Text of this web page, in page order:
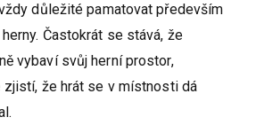
důležité pamatovat především
Častokrát se stává, že
vybaví svůj herní prostor,
zjistí, že hrát se v místnosti dá